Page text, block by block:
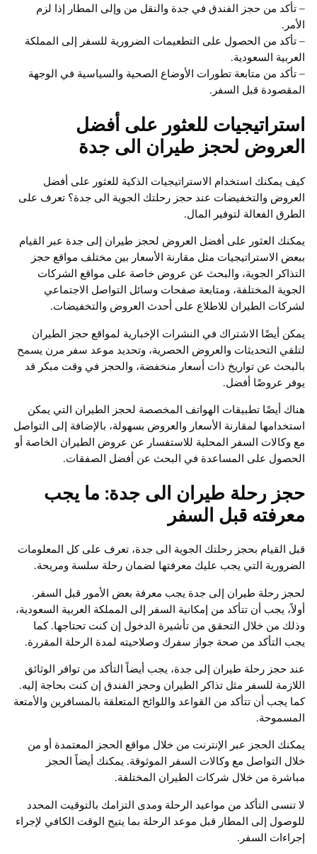
– تأكد من حجز الفندق في جدة والنقل من وإلى المطار إذا لزم
الأمر.
– تأكد من الحصول على التطعيمات الضرورية للسفر إلى المملكة
العربية السعودية.
– تأكد من متابعة تطورات الأوضاع الصحية والسياسية في الوجهة
المقصودة قبل السفر.
استراتيجيات للعثور على أفضل
العروض لحجز طيران الى جدة
كيف يمكنك استخدام الاستراتيجيات الذكية للعثور على أفضل
العروض والتخفيضات عند حجز رحلتك الجوية الى جدة؟ تعرف على
الطرق الفعالة لتوفير المال.
يمكنك العثور على أفضل العروض لحجز طيران إلى جدة عبر القيام
ببعض الاستراتيجيات مثل مقارنة الأسعار بين مختلف مواقع حجز
التذاكر الجوية، والبحث عن عروض خاصة على مواقع الشركات
الجوية المختلفة، ومتابعة صفحات وسائل التواصل الاجتماعي
لشركات الطيران للاطلاع على أحدث العروض والتخفيضات.
يمكن أيضًا الاشتراك في النشرات الإخبارية لمواقع حجز الطيران
لتلقي التحديثات والعروض الحصرية، وتحديد موعد سفر مرن يسمح
بالبحث عن تواريخ ذات أسعار منخفضة، والحجز في وقت مبكر قد
يوفر عروضًا أفضل.
هناك أيضًا تطبيقات الهواتف المخصصة لحجز الطيران التي يمكن
استخدامها لمقارنة الأسعار والعروض بسهولة، بالإضافة إلى التواصل
مع وكالات السفر المحلية للاستفسار عن عروض الطيران الخاصة أو
الحصول على المساعدة في البحث عن أفضل الصفقات.
حجز رحلة طيران الى جدة: ما يجب
معرفته قبل السفر
قبل القيام بحجز رحلتك الجوية الى جدة، تعرف على كل المعلومات
الضرورية التي يجب عليك معرفتها لضمان رحلة سلسة ومريحة.
لحجز رحلة طيران إلى جدة يجب معرفة بعض الأمور قبل السفر.
أولاً، يجب أن تتأكد من إمكانية السفر إلى المملكة العربية السعودية،
وذلك من خلال التحقق من تأشيرة الدخول إن كنت تحتاجها. كما
يجب التأكد من صحة جواز سفرك وصلاحيته لمدة الرحلة المقررة.
عند حجز رحلة طيران إلى جدة، يجب أيضاً التأكد من توافر الوثائق
اللازمة للسفر مثل تذاكر الطيران وحجز الفندق إن كنت بحاجة إليه.
كما يجب أن تتأكد من القواعد واللوائح المتعلقة بالمسافرين والأمتعة
المسموحة.
يمكنك الحجز عبر الإنترنت من خلال مواقع الحجز المعتمدة أو من
خلال التواصل مع وكالات السفر الموثوقة. يمكنك أيضاً الحجز
مباشرة من خلال شركات الطيران المختلفة.
لا تنسى التأكد من مواعيد الرحلة ومدى التزامك بالتوقيت المحدد
للوصول إلى المطار قبل موعد الرحلة بما يتيح الوقت الكافي لإجراء
إجراءات السفر.